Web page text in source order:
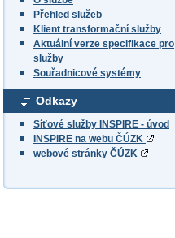
Přehled služeb
Klient transformační služby
Aktuální verze specifikace pro
služby
Souřadnicové systémy
Odkazy
Síťové služby INSPIRE - úvod
INSPIRE na webu ČÚZK
webové stránky ČÚZK